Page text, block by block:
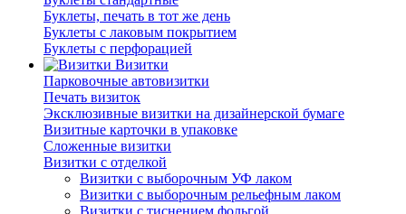
Буклеты, печать в тот же день
Буклеты с лаковым покрытием
Буклеты с перфорацией
Визитки
Парковочные автовизитки
Печать визиток
Эксклюзивные визитки на дизайнерской бумаге
Визитные карточки в упаковке
Сложенные визитки
Визитки с отделкой
Визитки с выборочным УФ лаком
Визитки с выборочным рельефным лаком
Визитки с тиснением фольгой